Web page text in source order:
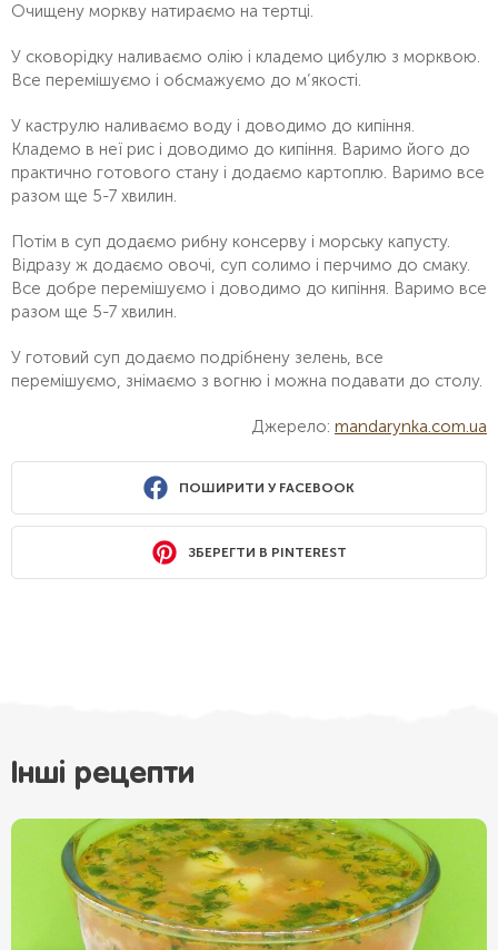
Очищену моркву натираємо на тертці.
У сковорідку наливаємо олію і кладемо цибулю з морквою.
Все перемішуємо і обсмажуємо до м’якості.
У каструлю наливаємо воду і доводимо до кипіння.
Кладемо в неї рис і доводимо до кипіння. Варимо його до
практично готового стану і додаємо картоплю. Варимо все
разом ще 5-7 хвилин.
Потім в суп додаємо рибну консерву і морську капусту.
Відразу ж додаємо овочі, суп солимо і перчимо до смаку.
Все добре перемішуємо і доводимо до кипіння. Варимо все
разом ще 5-7 хвилин.
У готовий суп додаємо подрібнену зелень, все
перемішуємо, знімаємо з вогню і можна подавати до столу.
Джерело: mandarynka.com.ua
ПОШИРИТИ У FACEBOOK
ЗБЕРЕГТИ В PINTEREST
Інші рецепти